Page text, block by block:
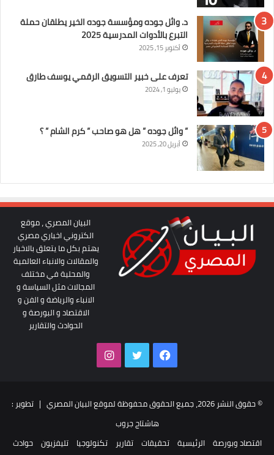
د. وائل جوده ومؤسسة جوده الخير يطلقان حملة
التبرع بالأدوات المدرسية 2025
أكتوبر 15, 2025
تعرف على خبير التسويق الرقمي يوسف طارق
يوليو 1, 2024
” وائل جوده ” هل هو صاحب ” كرم الشام ” ؟
أبريل 20, 2025
البيان المصري ، موقع
الكتروني اخباري مصري
يهتم بكل ما يتعلق بالاخبار
والمقالات والانباء العالمية
والمحلية في مختلف
المجالات مثل السياسة و
الانباء والرياضة و الفن و
الاقتصاد و البورصة و
الحوادث والتقارير
فيسبوك تويتر
© حقوق النشر 2026، جميع الحقوق محفوظة لموقع البيان المصري | تطوير :
هاشتاج جروب
اقتصاد وبورصة الرئيسية تحقيقات تقارير تكنولوجيا تليفزيون حوادث